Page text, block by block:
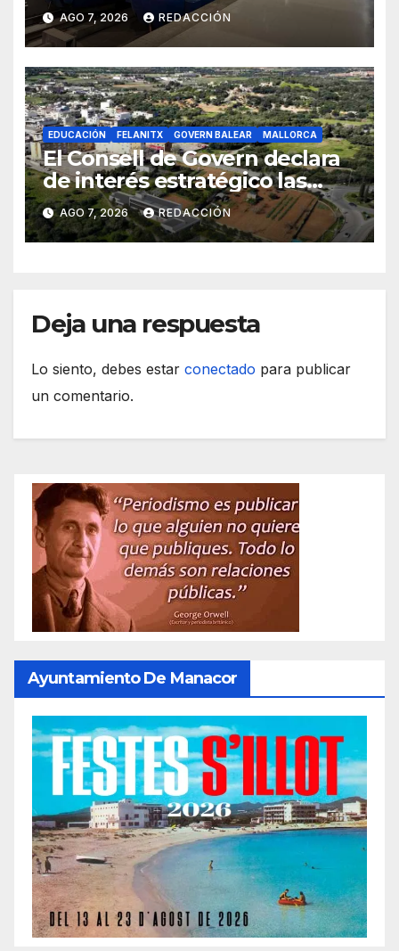
AGO 7, 2026 REDACCIÓN
EDUCACIÓN FELANITX GOVERN BALEAR MALLORCA
El Consell de Govern declara
de interés estratégico las
obras de acceso al nuevo
CEIP de Felanitx
AGO 7, 2026 REDACCIÓN
Deja una respuesta
Lo siento, debes estar conectado para publicar
un comentario.
Ayuntamiento De Manacor